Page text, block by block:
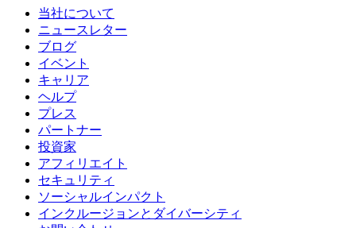
当社について
ニュースレター
ブログ
イベント
キャリア
ヘルプ
プレス
パートナー
投資家
アフィリエイト
セキュリティ
ソーシャルインパクト
インクルージョンとダイバーシティ